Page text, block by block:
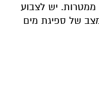
יש לצבוע
של ספיגת מים